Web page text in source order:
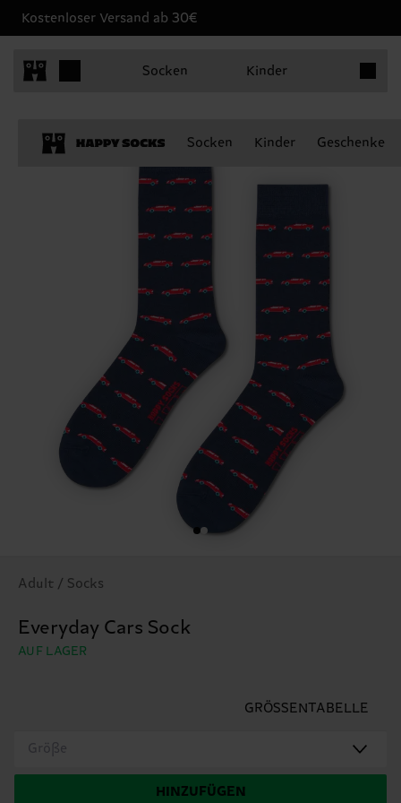
Kostenloser Versand ab 30€
Socken Kinder
Socken Kinder Geschenke
Adult / Socks
Everyday Cars Sock
AUF LAGER
GRÖSSENTABELLE
Größe
HINZUFÜGEN